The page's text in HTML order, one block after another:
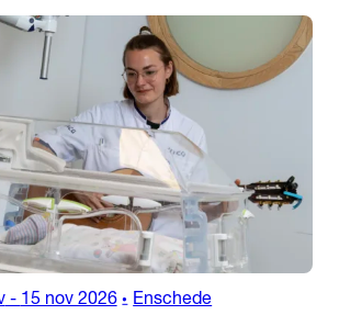
-15 nov 2026 • Enschede